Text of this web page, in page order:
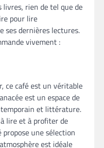
livres, rien de tel que de
pour lire
ses dernières lectures.
vivement :
ce café est un véritable
est un espace de
et littérature.
lire et à profiter de
propose une sélection
est idéale